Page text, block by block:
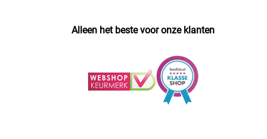
Alleen het beste voor onze klanten